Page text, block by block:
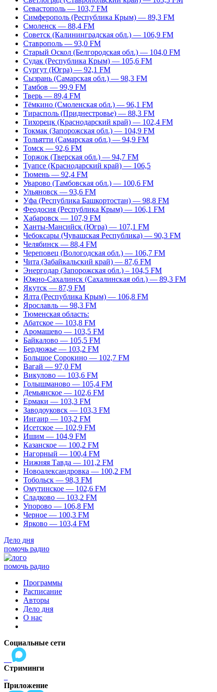
Севастополь — 103,7 FM
Симферополь (Республика Крым) — 89,3 FM
Смоленск — 88,4 FM
Советск (Калининградская обл.) — 106,9 FM
Ставрополь — 93,0 FM
Старый Оскол (Белгородская обл.) — 104,0 FM
Судак (Республика Крым) — 105,6 FM
Сургут (Югра) — 92,1 FM
Сызрань (Самарская обл.) — 98,3 FM
Тамбов — 99,9 FM
Тверь — 89,4 FM
Тёмкино (Смоленская обл.) — 96,1 FM
Тирасполь (Приднестровье) — 88,3 FM
Тихорецк (Краснодарский край) — 102,4 FM
Токмак (Запорожская обл.) — 104,9 FM
Тольятти (Самарская обл.) — 94,9 FM
Томск — 92,6 FM
Торжок (Тверская обл.) — 94,7 FM
Туапсе (Краснодарский край) — 106,5
Тюмень — 92,4 FM
Уварово (Тамбовская обл.) — 100,6 FM
Ульяновск — 93,6 FM
Уфа (Республика Башкортостан) — 98,8 FM
Феодосия (Республика Крым) — 106,1 FM
Хабаровск — 107,9 FM
Ханты-Мансийск (Югра) — 107,1 FM
Чебоксары (Чувашская Республика) — 90,3 FM
Челябинск — 88,4 FM
Череповец (Вологодская обл.) — 106,7 FM
Чита (Забайкальский край) — 87,6 FM
Энергодар (Запорожская обл.) – 104,5 FM
Южно-Сахалинск (Сахалинская обл.) — 89,3 FM
Якутск — 87,9 FM
Ялта (Республика Крым) — 106,8 FM
Ярославль — 98,3 FM
Тюменская область:
Абатское — 103,8 FM
Аромашево — 103,5 FM
Байкалово — 105,5 FM
Бердюжье — 103,2 FM
Большое Сорокино — 102,7 FM
Вагай — 97,0 FM
Викулово — 103,6 FM
Голышманово — 105,4 FM
Демьянское — 102,6 FM
Ермаки — 103,3 FM
Заводоуковск — 103,3 FM
Ингаир — 103,2 FM
Исетское — 102,9 FM
Ишим — 104,9 FM
Казанское — 100,2 FM
Нагорный — 100,4 FM
Нижняя Тавда — 101,2 FM
Новоалександровка — 100,2 FM
Тобольск — 98,3 FM
Омутинское — 102,6 FM
Сладково — 103,2 FM
Упорово — 106,8 FM
Черное — 100,3 FM
Ярково — 103,4 FM
Дело дня
помочь радио
помочь радио
Программы
Расписание
Авторы
Дело дня
О нас
Социальные сети
Стриминги
Приложение